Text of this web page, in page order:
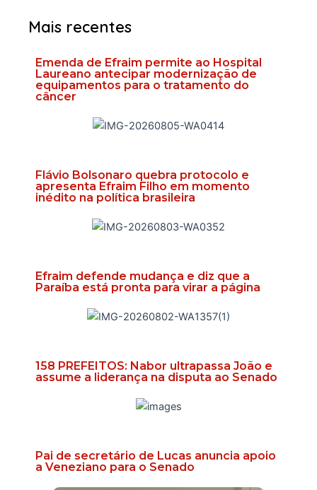
Mais recentes
Emenda de Efraim permite ao Hospital
Laureano antecipar modernização de
equipamentos para o tratamento do
câncer
Flávio Bolsonaro quebra protocolo e
apresenta Efraim Filho em momento
inédito na política brasileira
Efraim defende mudança e diz que a
Paraíba está pronta para virar a página
158 PREFEITOS: Nabor ultrapassa João e
assume a liderança na disputa ao Senado
Pai de secretário de Lucas anuncia apoio
a Veneziano para o Senado